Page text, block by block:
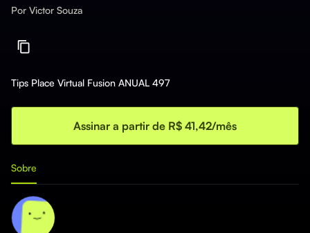
Por Victor Souza
Tips Place Virtual Fusion ANUAL 497
Assinar a partir de R$ 41,42/mês
Sobre